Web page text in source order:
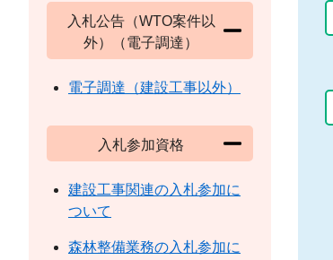
入札公告（WTO案件以
外）（電子調達）
電子調達（建設工事以外）
入札参加資格
建設工事関連の入札参加に
ついて
森林整備業務の入札参加に